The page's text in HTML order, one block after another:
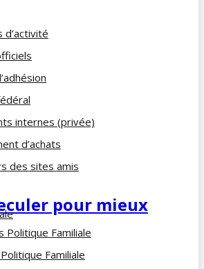
d’activité
internes (privée)
d’achats
des sites amis
Politique Familiale
Familiale
de la Moselle (AD 57)
de la Meurthe-et-Moselle
vieillir – Retraite – Bénévolat Le 23
LAMORLETTE Président des
54 et 57 a tenu le stand de
à l’Espace Culturel Pablo PICASSO
le cadre du Forum « Bien […]
pour mieux
décembre 1, 2017